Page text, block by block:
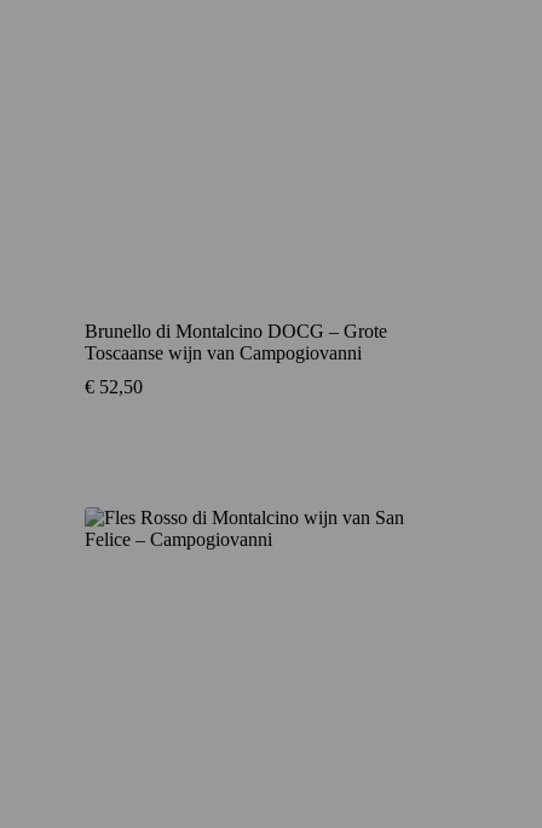
Brunello di Montalcino DOCG – Grote
Toscaanse wijn van Campogiovanni
€ 52,50